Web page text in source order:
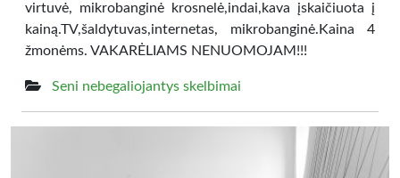
virtuvė, mikrobanginė krosnelė,indai,kava įskaičiuota į
kainą.TV,šaldytuvas,internetas, mikrobanginė.Kaina 4
žmonėms. VAKARĖLIAMS NENUOMOJAM!!!
Seni nebegaliojantys skelbimai